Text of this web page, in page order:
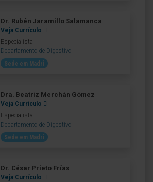
Dr. Rubén Jaramillo Salamanca
Veja Currículo
Especialista
Departamento de Digestivo
Sede em Madri
Dra. Beatriz Merchán Gómez
Veja Currículo
Especialista
Departamento de Digestivo
Sede em Madri
Dr. César Prieto Frías
Veja Currículo